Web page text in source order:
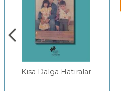
Etkili İnsanların 7